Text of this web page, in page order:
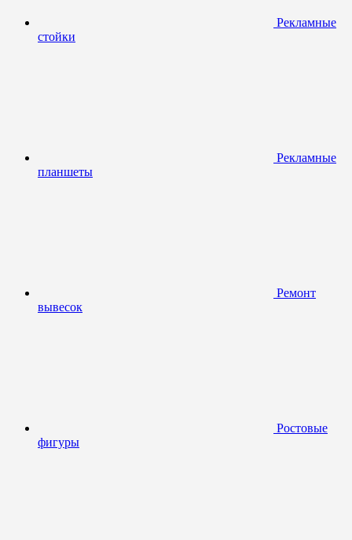
Рекламные
стойки
Рекламные
планшеты
Ремонт
вывесок
Ростовые
фигуры